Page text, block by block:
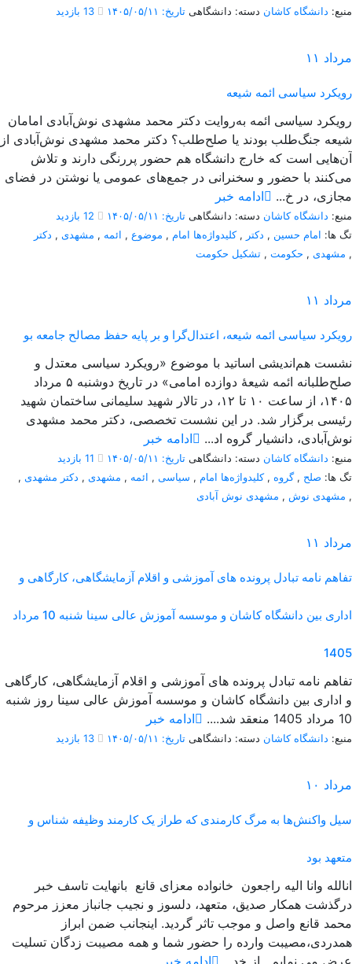
منبع: دانشگاه کاشان دسته: دانشگاهی تاریخ: ۱۴۰۵/۰۵/۱۱
۱۱ مرداد
رویکرد سیاسی ائمه شیعه
شیعه جنگ‌طلب بودند یا صلح‌طلب؟ دکتر محمد مشهدی نوش‌آبادی از
آن‌هایی است که خارج دانشگاه هم حضور پررنگی دارند و تلاش
می‌کنند با حضور و سخنرانی در جمع‌های عمومی یا نوشتن در فضای
مجازی، در خ...
ادامه خبر
منبع: دانشگاه کاشان دسته: دانشگاهی تاریخ: ۱۴۰۵/۰۵/۱۱
تگ ها: امام حسین , دکتر ,کلیدواژه‌ها امام , موضوع , ائمه , مشهدی , دکتر
مشهدی , حکومت , تشکیل حکومت ,
۱۱ مرداد
رویکرد سیاسی ائمه شیعه، اعتدال‌گرا و بر پایه حفظ مصالح جامعه بو
نشست هم‌اندیشی اساتید با موضوع «رویکرد سیاسی معتدل و
صلح‌طلبانه ائمه شیعۀ دوازده امامی» در تاریخ دوشنبه ۵ مرداد
۱۴۰۵، از ساعت ۱۰ تا ۱۲، در تالار شهید سلیمانی ساختمان شهید
رئیسی برگزار شد. در این نشست تخصصی، دکتر محمد مشهدی
نوش‌آبادی، دانشیار گروه اد...
ادامه خبر
منبع: دانشگاه کاشان دسته: دانشگاهی تاریخ: ۱۴۰۵/۰۵/۱۱
تگ ها: صلح ,گروه ,کلیدواژه‌ها امام , سیاسی , ائمه , مشهدی , دکتر مشهدی ,
مشهدی نوش , مشهدی نوش آبادی ,
۱۱ مرداد
تفاهم نامه تبادل پرونده‌ های آموزشی و اقلام آزمایشگاهی، کارگاهی و
اداری بین دانشگاه کاشان و موسسه آموزش عالی سینا شنبه 10 مرداد
1405
تفاهم نامه تبادل پرونده‌ های آموزشی و اقلام آزمایشگاهی، کارگاهی
و اداری بین دانشگاه کاشان و موسسه آموزش عالی سینا روز شنبه
10 مرداد 1405 منعقد شد....
ادامه خبر
منبع: دانشگاه کاشان دسته: دانشگاهی تاریخ: ۱۴۰۵/۰۵/۱۱
۱۰ مرداد
سیل واکنش‌ها به مرگ کارمندی که طراز یک کارمند وظیفه شناس و
متعهد بود
انالله وانا الیه راجعون خانواده معزای قانع بانهایت تاسف خبر
درگذشت همکار صدیق، متعهد، دلسوز و نجیب جانباز معزز مرحوم
محمد قانع واصل و موجب تاثر گردید. اینجانب ضمن ابراز
همدردی،مصیبت وارده را حضور شما و همه مصیبت زدگان تسلیت
عرض می نمایم. از خد...
ادامه خبر